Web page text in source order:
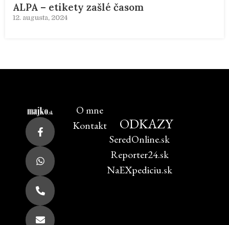
ALPA – etikety zašlé časom
12. augusta, 2024
O mne
Kontakt
ODKAZY
SeredOnline.sk
Reporter24.sk
NaEXpediciu.sk